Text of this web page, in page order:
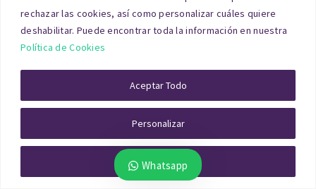
rechazar las cookies, así como personalizar cuáles quiere
deshabilitar. Puede encontrar toda la información en nuestra
Política de Cookies
Personalizar
Rechazar Todo
Aceptar Todo
inmobiliarios de una empresa es un paso
imprescindible para que los balances reflejen la
realidad económica de la organización. En Álava
realización de informes de tasación de activos
Un informe de este tipo requiere un análisis
exhaustivo que tenga en cuenta factores como el
Whatsapp